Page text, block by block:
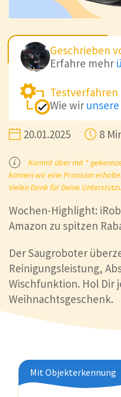
Geschrieben
Erfahre mehr
Testverfahren
Wie wir
20.01.2025 8
Kommt über mit *
können wir eine Provision
Vielen Dank für Deine
Wochen-Highlight:
Amazon zu spitzen
Der Saugroboter
Reinigungsleistung,
Wischfunktion. Hol Dir
Weihnachtsgeschenk.
Mit Objekterkennung